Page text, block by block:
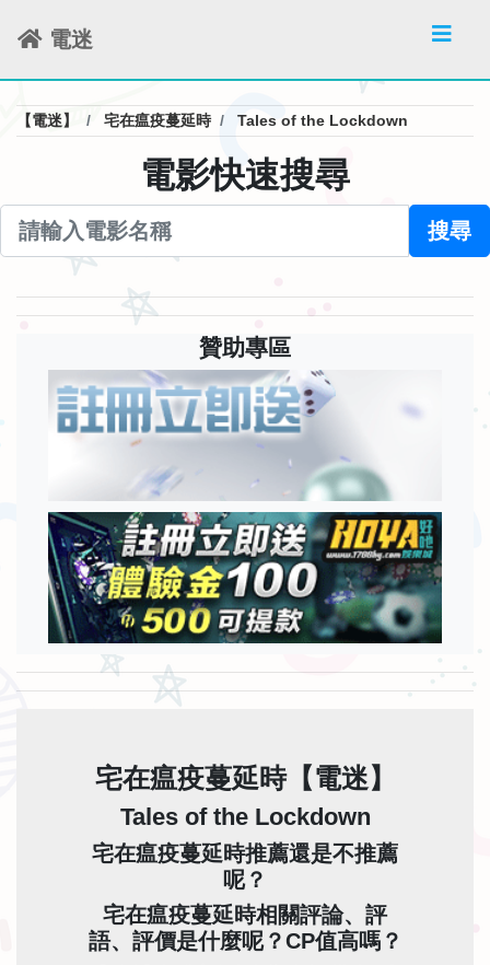
電迷
【電迷】 宅在瘟疫蔓延時 Tales of the Lockdown
電影快速搜尋
搜尋
贊助專區
宅在瘟疫蔓延時【電迷】
Tales of the Lockdown
宅在瘟疫蔓延時推薦還是不推薦
呢？
宅在瘟疫蔓延時相關評論、評
語、評價是什麼呢？CP值高嗎？